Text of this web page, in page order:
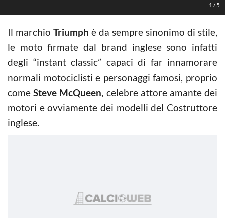
1 /5
Il marchio Triumph è da sempre sinonimo di stile,
le moto firmate dal brand inglese sono infatti
degli “instant classic” capaci di far innamorare
normali motociclisti e personaggi famosi, proprio
comeSteve McQueen, celebre attore amante dei
motori e ovviamente dei modelli del Costruttore
inglese.